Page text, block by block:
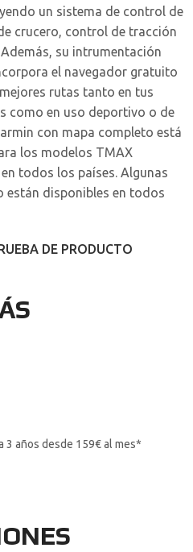
un sistema de control de
crucero, control de tracción
su intrumentación
el navegador gratuito
rutas tanto en tus
como en uso deportivo o de
con mapa completo está
los modelos TMAX
todos los países. Algunas
están disponibles en todos
DE PRODUCTO
3 años desde 159€ al mes*